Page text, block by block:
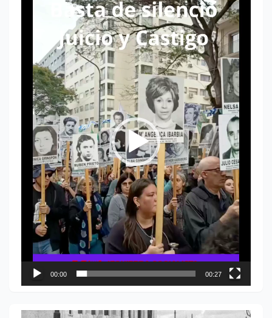
Reproductor
00:00 00:27